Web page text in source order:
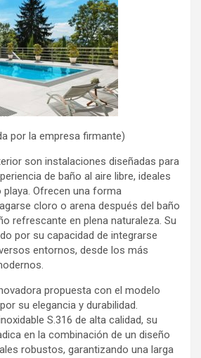
por la empresa firmante)
son instalaciones diseñadas para
de baño al aire libre, ideales
playa. Ofrecen una forma
cloro o arena después del baño
refrescante en plena naturaleza. Su
por su capacidad de integrarse
entornos, desde los más
propuesta con el modelo
su elegancia y durabilidad.
S.316 de alta calidad, su
en la combinación de un diseño
robustos, garantizando una larga